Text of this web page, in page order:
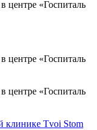
клинике Tvoi Stom